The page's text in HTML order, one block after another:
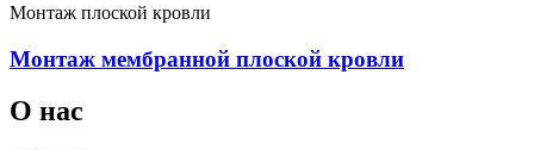
Монтаж плоской кровли
Монтаж мембранной плоской кровли
О нас